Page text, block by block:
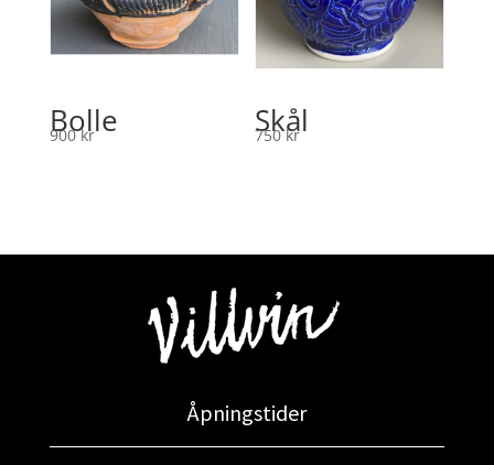
Bolle
900kr Skål
750kr
Åpningstider